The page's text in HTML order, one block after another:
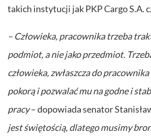
takich instytucji jak PKP Cargo S.A.
– Człowieka, pracownika trzeba
podmiot, a nie jako przedmiot.
człowieka, zwłaszcza do
pokorą i pozwalać mu na godne i
pracy– dopowiada senator
jest świętością, dlatego musimy